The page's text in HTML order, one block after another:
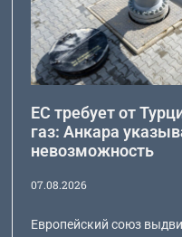
ЕС требует от
газ: Анкара
невозможность
07.08.2026
Европейский союз